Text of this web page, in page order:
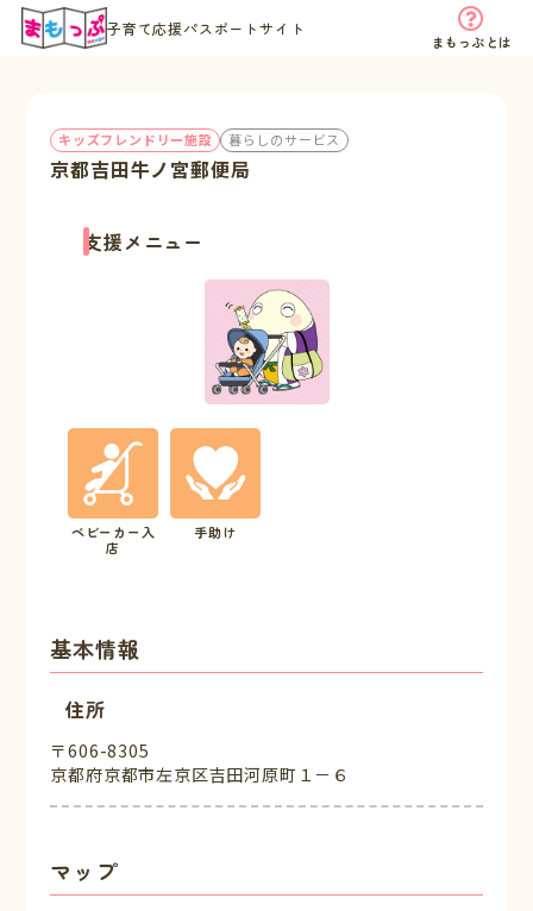
子育て応援パスポートサイト
まもっぷとは
キッズフレンドリー施設 暮らしのサービス
京都吉田牛ノ宮郵便局
支援メニュー
ベビーカー入
店
手助け
基本情報
住所
〒606-8305
京都府京都市左京区吉田河原町１－６
マップ